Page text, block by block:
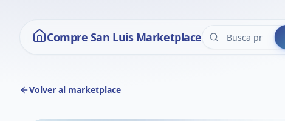
Compre San Luis Marketplace
Volver al marketplace